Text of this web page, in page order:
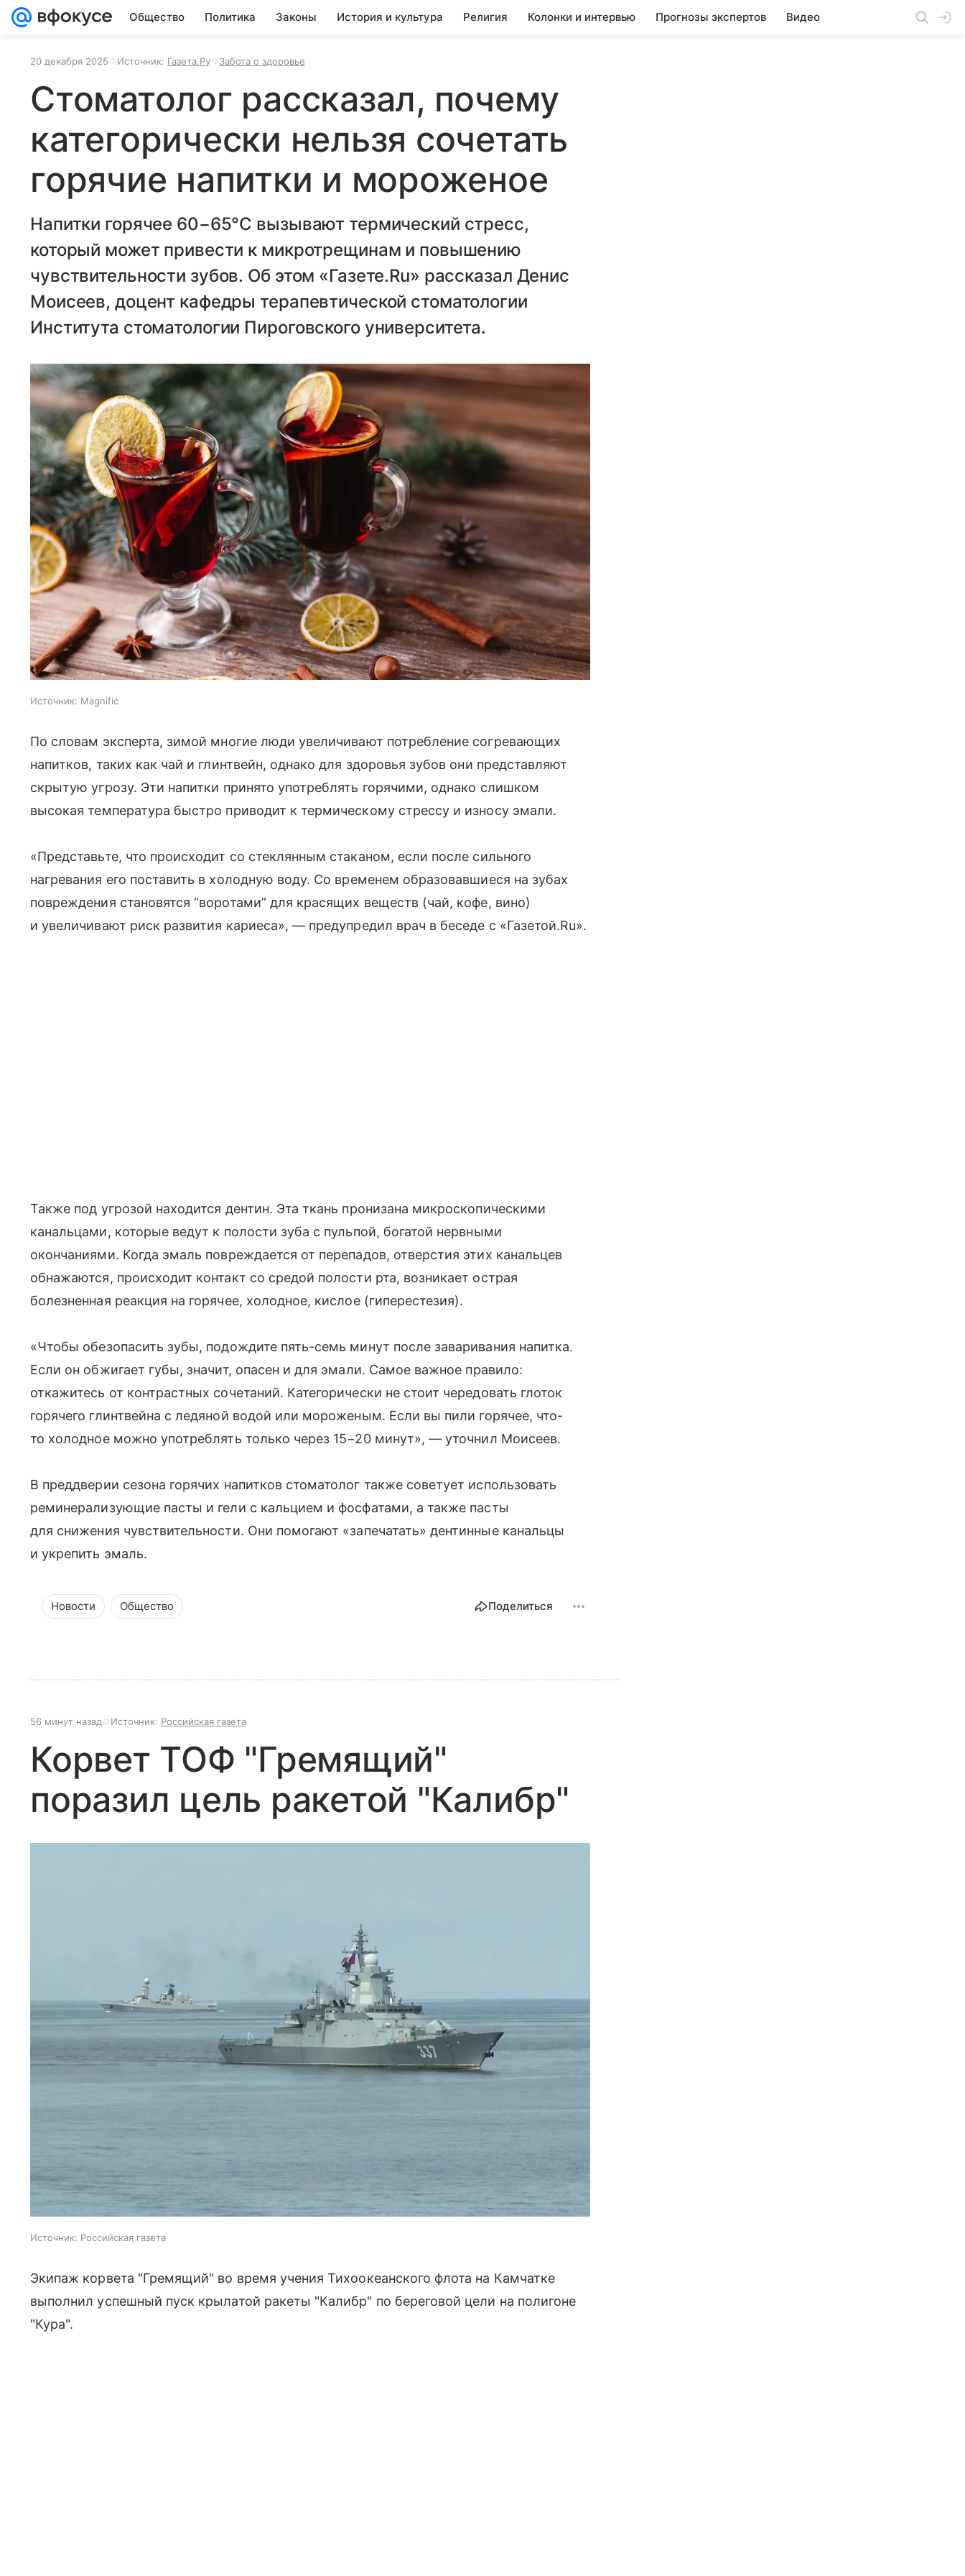
Общество Политика Законы История и культура Религия Колонки и интервью Прогнозы экспертов Видео
20 декабря 2025 Источник: Газета.Ру Забота о здоровье
Стоматолог рассказал, почему
категорически нельзя сочетать
горячие напитки и мороженое
Напитки горячее 60−65°C вызывают термический стресс,
который может привести к микротрещинам и повышению
чувствительности зубов. Об этом «Газете.Ru» рассказал Денис
Моисеев, доцент кафедры терапевтической стоматологии
Института стоматологии Пироговского университета.
Источник: Magnific
По словам эксперта, зимой многие люди увеличивают потребление согревающих
напитков, таких как чай и глинтвейн, однако для здоровья зубов они представляют
скрытую угрозу. Эти напитки принято употреблять горячими, однако слишком
высокая температура быстро приводит к термическому стрессу и износу эмали.
«Представьте, что происходит со стеклянным стаканом, если после сильного
нагревания его поставить в холодную воду. Со временем образовавшиеся на зубах
повреждения становятся “воротами” для красящих веществ (чай, кофе, вино)
и увеличивают риск развития кариеса», — предупредил врач в беседе с «Газетой.Ru».
Также под угрозой находится дентин. Эта ткань пронизана микроскопическими
канальцами, которые ведут к полости зуба с пульпой, богатой нервными
окончаниями. Когда эмаль повреждается от перепадов, отверстия этих канальцев
обнажаются, происходит контакт со средой полости рта, возникает острая
болезненная реакция на горячее, холодное, кислое (гиперестезия).
«Чтобы обезопасить зубы, подождите пять-семь минут после заваривания напитка.
Если он обжигает губы, значит, опасен и для эмали. Самое важное правило:
откажитесь от контрастных сочетаний. Категорически не стоит чередовать глоток
горячего глинтвейна с ледяной водой или мороженым. Если вы пили горячее, что-
то холодное можно употреблять только через 15−20 минут», — уточнил Моисеев.
В преддверии сезона горячих напитков стоматолог также советует использовать
реминерализующие пасты и гели с кальцием и фосфатами, а также пасты
для снижения чувствительности. Они помогают «запечатать» дентинные канальцы
и укрепить эмаль.
Новости Общество Поделиться
56 минут назад Источник: Российская газета
Корвет ТОФ "Гремящий"
поразил цель ракетой "Калибр"
Источник: Российская газета
Экипаж корвета "Гремящий" во время учения Тихоокеанского флота на Камчатке
выполнил успешный пуск крылатой ракеты "Калибр" по береговой цели на полигоне
"Кура".